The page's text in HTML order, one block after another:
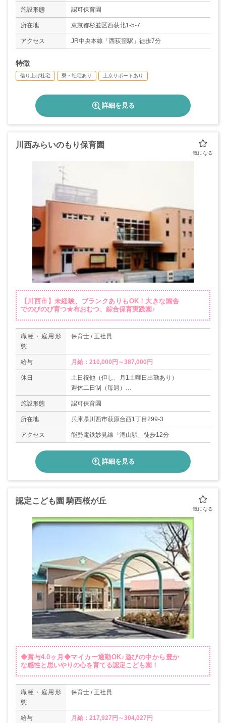
◇年末年始休暇
◇有給休暇
◇産前産後休職制度
◇育児休職制度
◇介護休職制度
施設形態 認可保育園
所在地 東京都杉並区西荻北1-5-7
アクセス JR中央本線「西荻窪駅」徒歩7分
特徴
借り上げ社宅 寮・社宅あり 上京サポートあり
詳細を見る
川西みらいのもり保育園
【川西市】未経験、ブランクありもOK！大きな園舎
でのびのび育つ★布おむつ、綜合保育実践園♪
職種・雇用形
態
保育士 / 正社員
給与 月給：210,000円～387,000円
休日
土日祝他（但し、月1土曜日出勤あり）
週休二日制（毎週）
年末年始、お盆休み
有給休暇6ヶ月経過後10日
施設形態 認可保育園
所在地 兵庫県川西市萩原台西1丁目299-3
アクセス 能勢電鉄妙見線「滝山駅」徒歩12分
詳細を見る
認定こども園 騎西桜が丘
◆賞与4.0ヶ月◆マイカー通勤OK♪遊びの中から豊か
な感性と思いやりの心を育てる認定こども園！
職種・雇用形
態
保育士 / 正社員
給与 月給：217,927円～304,027円